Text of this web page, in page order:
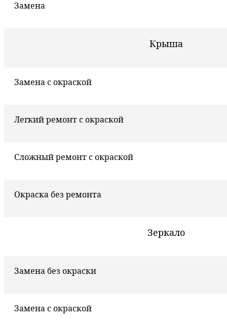
Замена
Крыша
Замена с окраской
Легкий ремонт с окраской
Сложный ремонт с окраской
Окраска без ремонта
Зеркало
Замена без окраски
Замена с окраской